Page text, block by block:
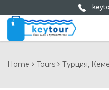
Home Tours Турция,